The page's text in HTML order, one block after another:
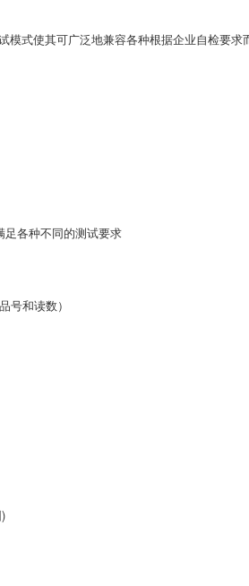
式使其可广泛地兼容各种根据企业自检要求
足各种不同的测试要求
号和读数）